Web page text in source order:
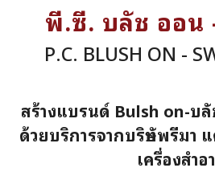
พี.ซี. บลัช ออน
P.C. BLUSH ON -
สร้างแบรนด์ Bulsh on-บ
ด้วยบริการจากบริษัทพรีมา
เครื่องสำอ